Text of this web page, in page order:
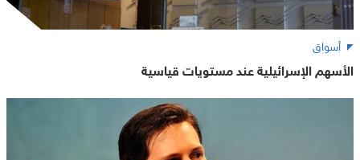
أسواق
الأسهم الإسرائيلية عند مستويات قياسية